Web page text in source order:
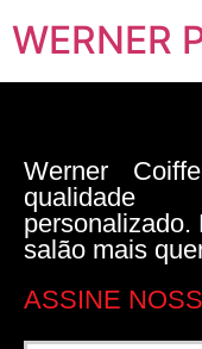
WERNER
Werner
personalizado.
salão mais
ASSINE